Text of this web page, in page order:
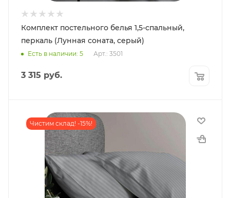
Комплект постельного белья 1,5-спальный,
перкаль (Лунная соната, серый)
Есть в наличии: 5 Арт.: 3501
3 315 руб.
Чистим склад! -15%!